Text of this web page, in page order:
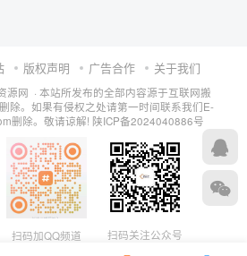
版权声明 广告合作 关于我们
源网 · 本站所发布的全部内容源于互联网搬
除。如果有侵权之处请第一时间联系我们E-
删除。敬请谅解! 陕ICP备2024040886号
扫码加QQ频道 扫码关注公众号